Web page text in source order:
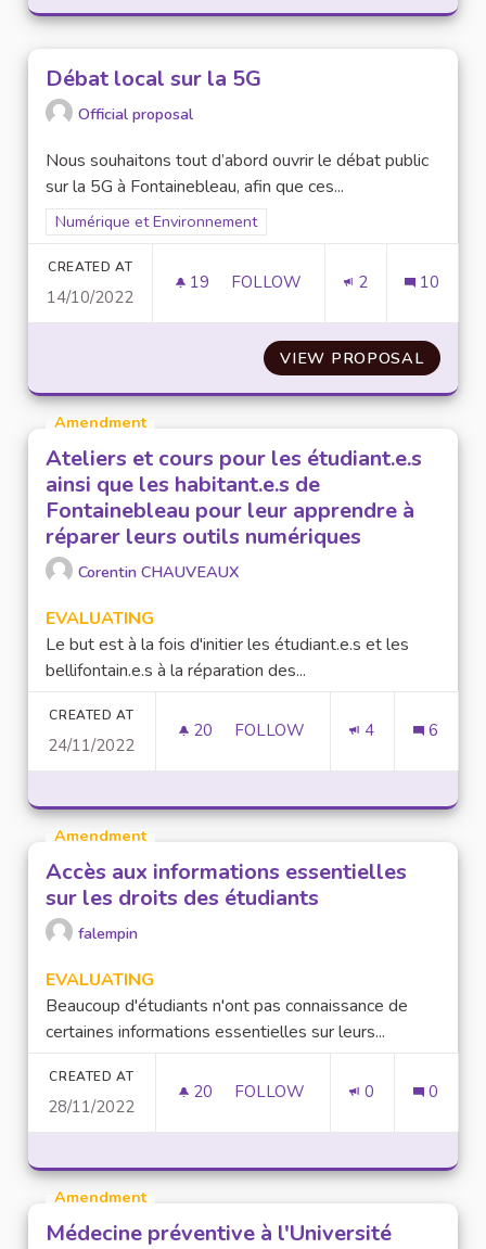
Débat local sur la 5G
Official proposal
Nous souhaitons tout d’abord ouvrir le débat public
sur la 5G à Fontainebleau, afin que ces...
Filter results for scope: Numérique et Environnement
Numérique et Environnement
CREATED AT
14/10/2022
19 19 FOLLOWERS
FOLLOW 2 10
VIEW PROPOSALDÉBAT
Amendment
Ateliers et cours pour les étudiant.e.s
ainsi que les habitant.e.s de
Fontainebleau pour leur apprendre à
réparer leurs outils numériques
Corentin CHAUVEAUX
EVALUATING
Le but est à la fois d'initier les étudiant.e.s et les
bellifontain.e.s à la réparation des...
CREATED AT
24/11/2022
20 20 FOLLOWERS
FOLLOW 4 6
Amendment
Accès aux informations essentielles
sur les droits des étudiants
falempin
EVALUATING
Beaucoup d'étudiants n'ont pas connaissance de
certaines informations essentielles sur leurs...
CREATED AT
28/11/2022
20 20 FOLLOWERS
FOLLOW 0 0
Amendment
Médecine préventive à l'Université